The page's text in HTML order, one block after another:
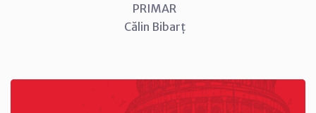
PRIMAR
Călin Bibarț